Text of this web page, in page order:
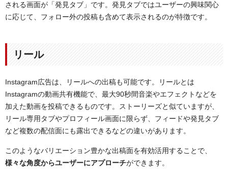
される画面が「発見タブ」です。発見タブではユーザーの興味関心
に応じて、フォロー外の投稿も含めて表示されるのが特徴です。
リール
Instagram広告は、リールへの出稿も可能です。リールとは
Instagramの動画共有機能で、最大90秒間音楽やエフェクトなどを
加えた動画を投稿できるものです。ストーリーズと似ていますが、
リール専用タブやプロフィール画面に限らず、フィードや発見タブ
など複数の配信面にも露出できるなどの違いがあります。
このようなバリエーション豊かな出稿面を有効活用することで、
様々な角度からユーザーにアプローチができます。